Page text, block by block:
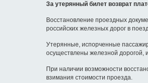
За утерянный билет возврат
Восстановление проездных
российских железных дорог в
Утерянные, испорченные
осуществлены железной дорогой,
При наличии возможности
взимания стоимости проезда.